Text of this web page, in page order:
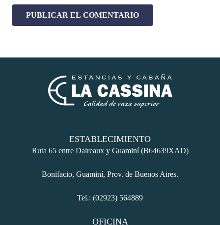
ESTABLECIMIENTO
Ruta 65 entre Daireaux y Guaminí (B64639XAD)
Bonifacio, Guaminí, Prov. de Buenos Aires.
Tel.: (02923) 564889
OFICINA